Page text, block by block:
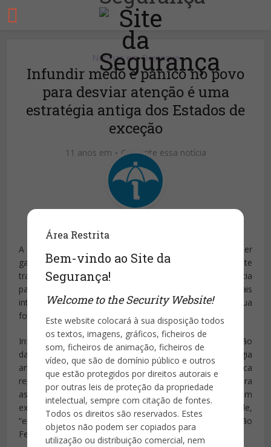
Área Restrita
Bem-vindo ao Site da
Segurança!
Welcome to the Security Website!
Este website colocará à sua disposição todos
os textos, imagens, gráficos, ficheiros de
som, ficheiros de animação, ficheiros de
vídeo, que são de domínio público e outros
que estão protegidos por direitos autorais e
por outras leis de proteção da propriedade
intelectual, sempre com citação de fontes.
Todos os direitos são reservados. Estes
objetos não podem ser copiados para
utilização ou distribuição comercial, nem
Notícias em Destaque
Infundir medo e pânico no povo
para desviar atenção é uma
estratégia antiga dos Estados de
exceção
11 anos em Comente essa notícia
A onda de projetos de lei sobre segurança pública a ser
garantida para o povo e o território do país, atualmente
tramitando no Congresso nacional, serve de advertência
para quem ainda não se convenceu a serviço de quais
interesses ela aumenta diariamente o seu volume e a sua
força.
Infundir medo e pânico no povo, para desviar sua atenção
das verdadeiras causas de insegurança, é uma estratégia
antiga dos Estados de exceção visando impor política
repressiva, divulgada como necessária e urgente para
assegurar tranquilidade à população. Daí se obtém
explicação e justificativa para o vale tudo, inclusive o de,
“em nome da lei”, infringir-se a própria Constituição
Federal.